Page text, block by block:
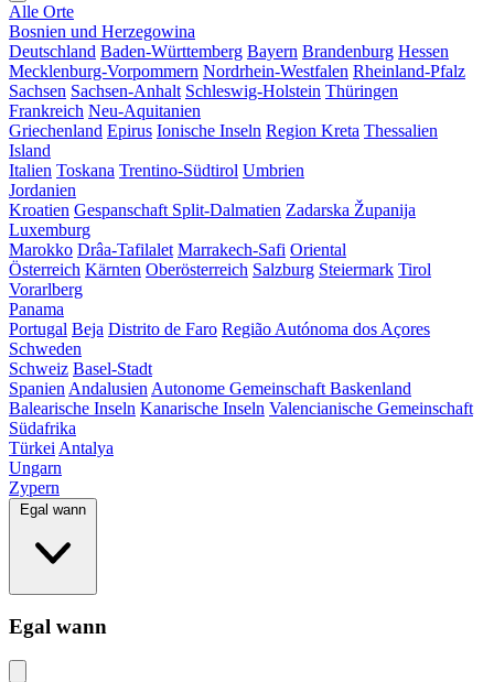
Alle Orte
Bosnien und Herzegowina
Deutschland Baden-Württemberg Bayern Brandenburg Hessen
Mecklenburg-Vorpommern Nordrhein-Westfalen Rheinland-Pfalz
Sachsen Sachsen-Anhalt Schleswig-Holstein Thüringen
Frankreich Neu-Aquitanien
Griechenland Epirus Ionische Inseln Region Kreta Thessalien
Island
Italien Toskana Trentino-Südtirol Umbrien
Jordanien
Kroatien Gespanschaft Split-Dalmatien Zadarska Županija
Luxemburg
Marokko Drâa-Tafilalet Marrakech-Safi Oriental
Österreich Kärnten Oberösterreich Salzburg Steiermark Tirol
Vorarlberg
Panama
Portugal Beja Distrito de Faro Região Autónoma dos Açores
Schweden
Schweiz Basel-Stadt
Spanien Andalusien Autonome Gemeinschaft Baskenland
Balearische Inseln Kanarische Inseln Valencianische Gemeinschaft
Südafrika
Türkei Antalya
Ungarn
Zypern
Egal wann
Egal wann